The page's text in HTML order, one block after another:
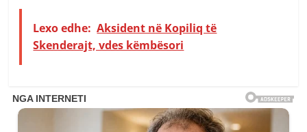
Lexo edhe: Aksident në Kopiliq të
Skenderajt, vdes këmbësori